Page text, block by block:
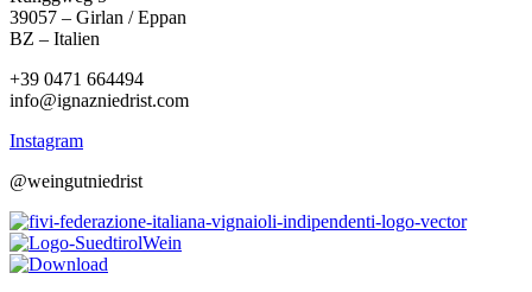
39057 – Girlan / Eppan
BZ – Italien
+39 0471 664494
info@ignazniedrist.com
Instagram
@weingutniedrist